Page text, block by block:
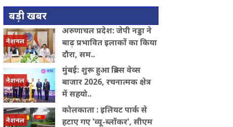
की मौजूदगी की मांग, सभापति ने रिजिजू से
यूपी सरकार: डिंपल यादव
हादसे में अतीक अहमद के बेटे अबान की
बड़ी खबर
नेशनल
अरुणाचल प्रदेश: जेपी नड्डा ने
बाढ़ प्रभावित इलाकों का किया
दौरा, सम..
नेशनल
मुंबई: शुरू हुआ ब्रिक्स वेव्स
बाजार 2026, रचनात्मक क्षेत्र
में सहयो..
नेशनल
कोलकाता : इलियट पार्क से
हटाए गए 'व्यू-ब्लॉकर', सीएम